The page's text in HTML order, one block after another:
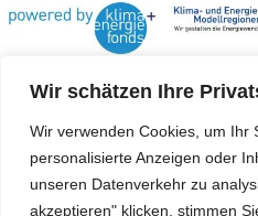
Wir schätzen Ihre
Wir verwenden Cookies, um Ihr
personalisierte Anzeigen oder
unseren Datenverkehr zu
akzeptieren" klicken, stimmen
Copyright © 2023